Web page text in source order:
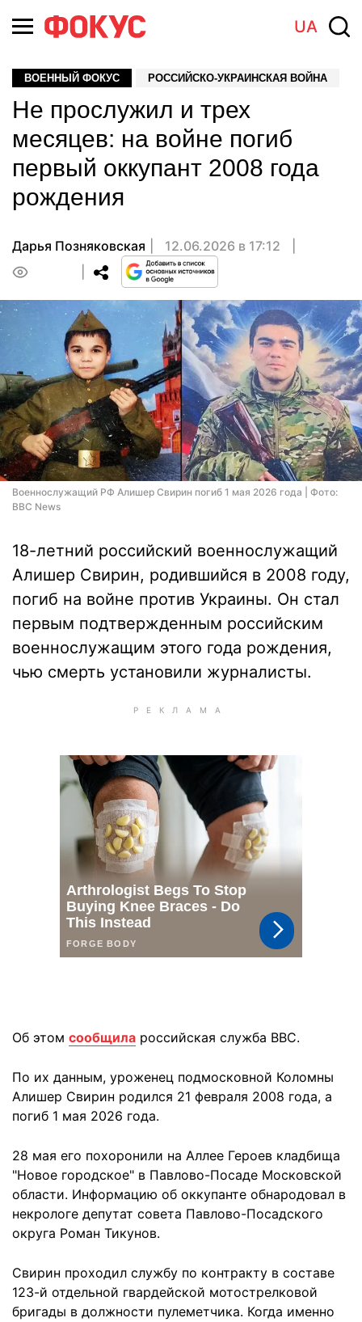
UA
ВОЕННЫЙ ФОКУС РОССИЙСКО-УКРАИНСКАЯ ВОЙНА
Не прослужил и трех
месяцев: на войне погиб
первый оккупант 2008 года
рождения
Дарья Позняковская
12.06.2026 в 17:12
Военнослужащий РФ Алишер Свирин погиб 1 мая 2026 года | Фото:
BBC News
18-летний российский военнослужащий
Алишер Свирин, родившийся в 2008 году,
погиб на войне против Украины. Он стал
первым подтвержденным российским
военнослужащим этого года рождения,
чью смерть установили журналисты.
Об этом сообщила российская служба BBC.
По их данным, уроженец подмосковной Коломны
Алишер Свирин родился 21 февраля 2008 года, а
погиб 1 мая 2026 года.
28 мая его похоронили на Аллее Героев кладбища
"Новое городское" в Павлово-Посаде Московской
области. Информацию об оккупанте обнародовал в
некрологе депутат совета Павлово-Посадского
округа Роман Тикунов.
Свирин проходил службу по контракту в составе
123-й отдельной гвардейской мотострелковой
бригады в должности пулеметчика. Когда именно